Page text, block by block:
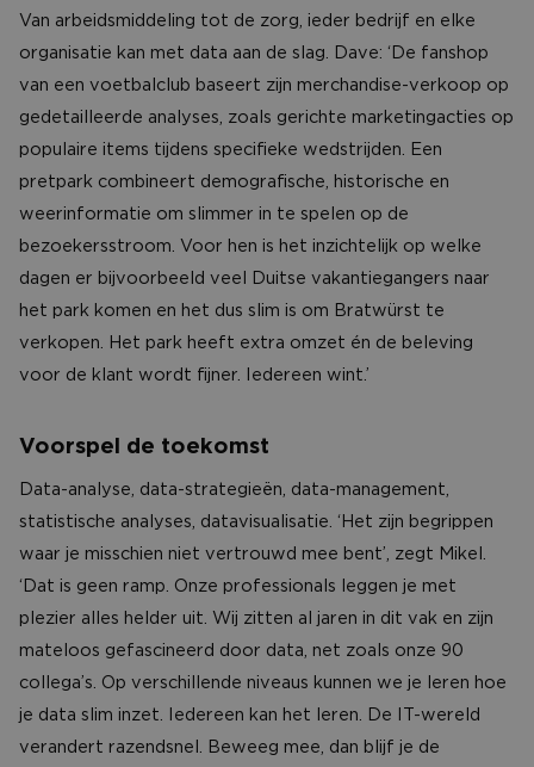
Van arbeidsmiddeling tot de zorg, ieder bedrijf en elke
organisatie kan met data aan de slag. Dave: ‘De fanshop
van een voetbalclub baseert zijn merchandise-verkoop op
gedetailleerde analyses, zoals gerichte marketingacties op
populaire items tijdens specifieke wedstrijden. Een
pretpark combineert demografische, historische en
weerinformatie om slimmer in te spelen op de
bezoekersstroom. Voor hen is het inzichtelijk op welke
dagen er bijvoorbeeld veel Duitse vakantiegangers naar
het park komen en het dus slim is om Bratwürst te
verkopen. Het park heeft extra omzet én de beleving
voor de klant wordt fijner. Iedereen wint.’
Voorspel de toekomst
Data-analyse, data-strategieën, data-management,
statistische analyses, datavisualisatie. ‘Het zijn begrippen
waar je misschien niet vertrouwd mee bent’, zegt Mikel.
‘Dat is geen ramp. Onze professionals leggen je met
plezier alles helder uit. Wij zitten al jaren in dit vak en zijn
mateloos gefascineerd door data, net zoals onze 90
collega’s. Op verschillende niveaus kunnen we je leren hoe
je data slim inzet. Iedereen kan het leren. De IT-wereld
verandert razendsnel. Beweeg mee, dan blijf je de